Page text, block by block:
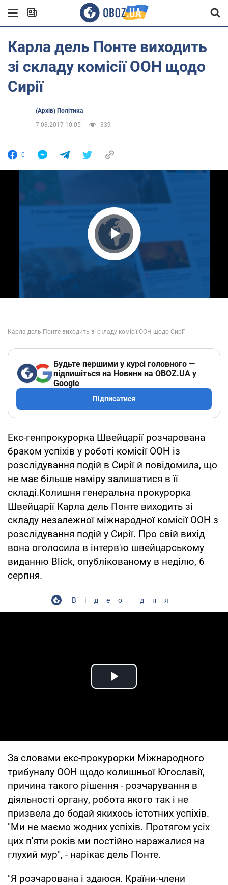
Карла дель Понте виходить
зі складу комісії ООН щодо
Сирії
(Архів) Політика
7.08.2017 10:05
339
0
Play Video
Будьте першими у курсі головного —
підпишіться на Новини на OBOZ.UA у
Google
Підписатися
Екс-генпрокурорка Швейцарії розчарована
браком успіхів у роботі комісії ООН із
розслідування подій в Сирії й повідомила, що
не має більше наміру залишатися в її
складі.Колишня генеральна прокурорка
Швейцарії Карла дель Понте виходить зі
складу незалежної міжнародної комісії ООН з
розслідування подій у Сирії. Про свій вихід
вона оголосила в інтерв'ю швейцарському
виданню Blick, опублікованому в неділю, 6
серпня.
Відео дня
Play Video
За словами екс-прокурорки Міжнародного
трибуналу ООН щодо колишньої Югославії,
причина такого рішення - розчарування в
діяльності органу, робота якого так і не
призвела до бодай якихось істотних успіхів.
"Ми не маємо жодних успіхів. Протягом усіх
цих п'яти років ми постійно наражалися на
глухий мур", - нарікає дель Понте.
"Я розчарована і здаюся. Країни-члени